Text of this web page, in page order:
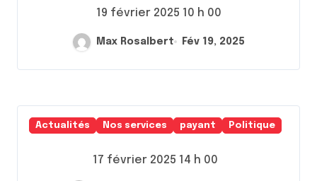
19 février 2025 10 h 00
Max Rosalbert Fév 19, 2025
Actualités Nos services payant Politique
17 février 2025 14 h 00